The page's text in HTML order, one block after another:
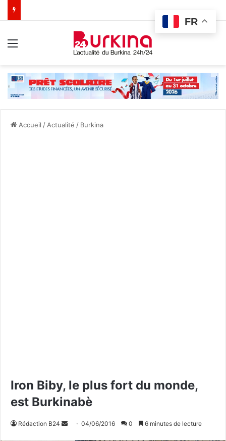
Accueil / Actualité / Burkina
Iron Biby, le plus fort du monde,
est Burkinabè
Rédaction B24 04/06/2016 0 6 minutes de lecture
FR